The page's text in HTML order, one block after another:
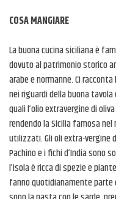
COSA MANGIARE
La buona cucina siciliana è
dovuto al patrimonio storico
arabe e normanne. Ci
nei riguardi della buona
quali l’olio extravergine di
rendendo la Sicilia famosa
utilizzati. Gli oli extra-vergine
Pachino e i fichi d’India sono
l’isola è ricca di spezie e
fanno quotidianamente